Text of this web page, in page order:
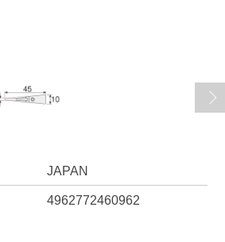
JAPAN
4962772460962